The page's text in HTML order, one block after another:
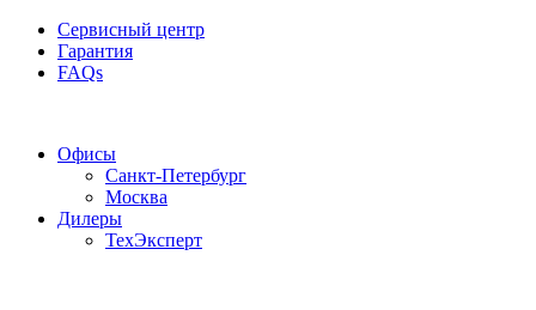
Сервисный центр
Гарантия
FAQs
Офисы
Санкт-Петербург
Москва
Дилеры
ТехЭксперт